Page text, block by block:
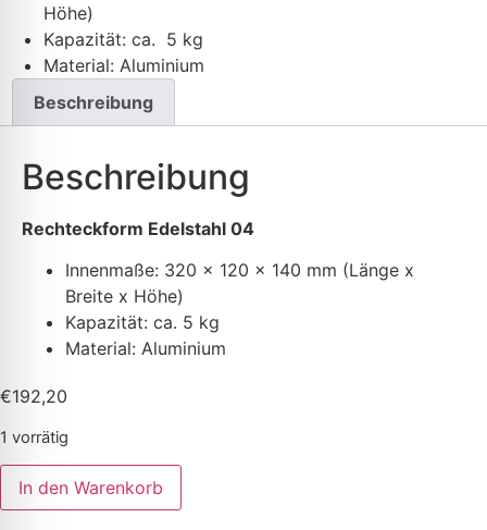
Höhe)
Kapazität: ca. 5 kg
Material: Aluminium
Beschreibung
Beschreibung
Rechteckform Edelstahl 04
Innenmaße: 320 x 120 x 140 mm (Länge x
Breite x Höhe)
Kapazität: ca. 5 kg
Material: Aluminium
€192,20
1 vorrätig
In den Warenkorb